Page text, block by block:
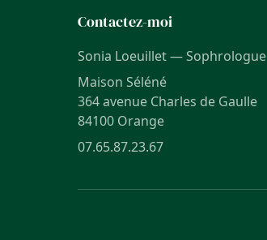
Contactez-moi
Sonia Loeuillet — Sophrologue
Maison Séléné
364 avenue Charles de Gaulle
84100 Orange
07.65.87.23.67